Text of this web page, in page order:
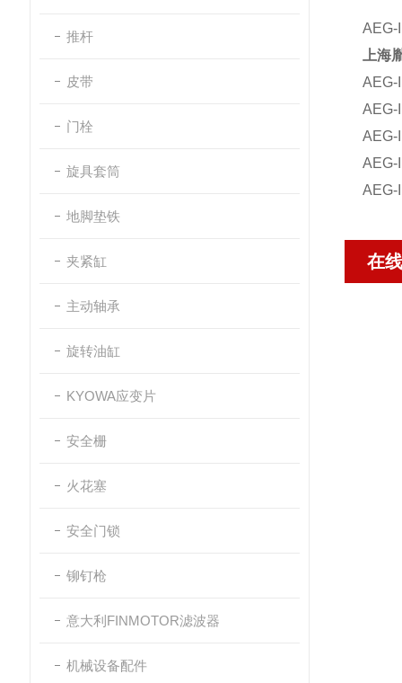
推杆
皮带
门栓
旋具套筒
地脚垫铁
夹紧缸
主动轴承
旋转油缸
KYOWA应变片
安全栅
火花塞
安全门锁
铆钉枪
意大利FINMOTOR滤波器
机械设备配件
AEG-
上海
AEG-
AEG-
AEG-
在